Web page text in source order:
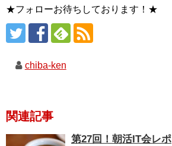
★フォローお待ちしております！★
chiba-ken
関連記事
第27回！朝活IT会レポ